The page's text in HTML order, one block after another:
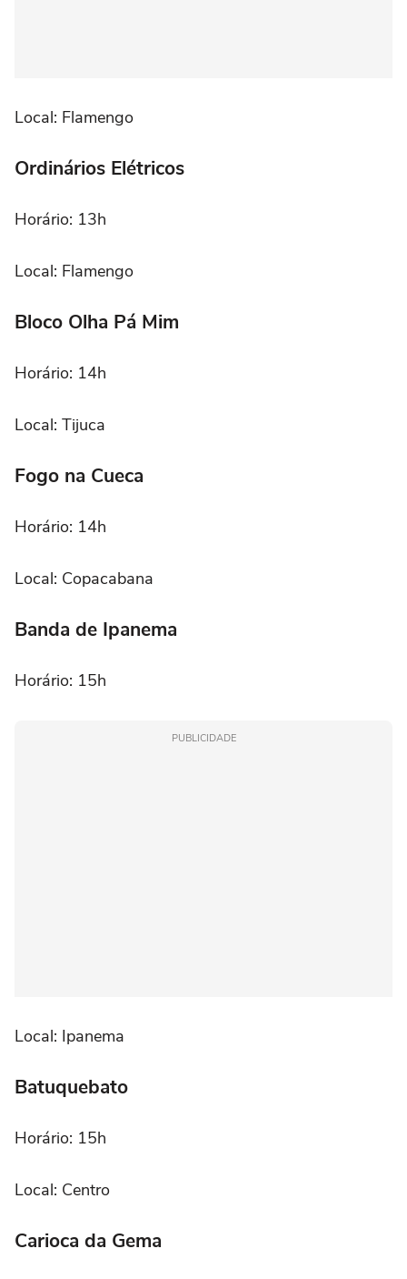
Local: Flamengo
Ordinários Elétricos
Horário: 13h
Local: Flamengo
Bloco Olha Pá Mim
Horário: 14h
Local: Tijuca
Fogo na Cueca
Horário: 14h
Local: Copacabana
Banda de Ipanema
Horário: 15h
PUBLICIDADE
Local: Ipanema
Batuquebato
Horário: 15h
Local: Centro
Carioca da Gema